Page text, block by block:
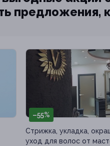
предложения,
–55%
Стрижка, укладка,
уход для волос от